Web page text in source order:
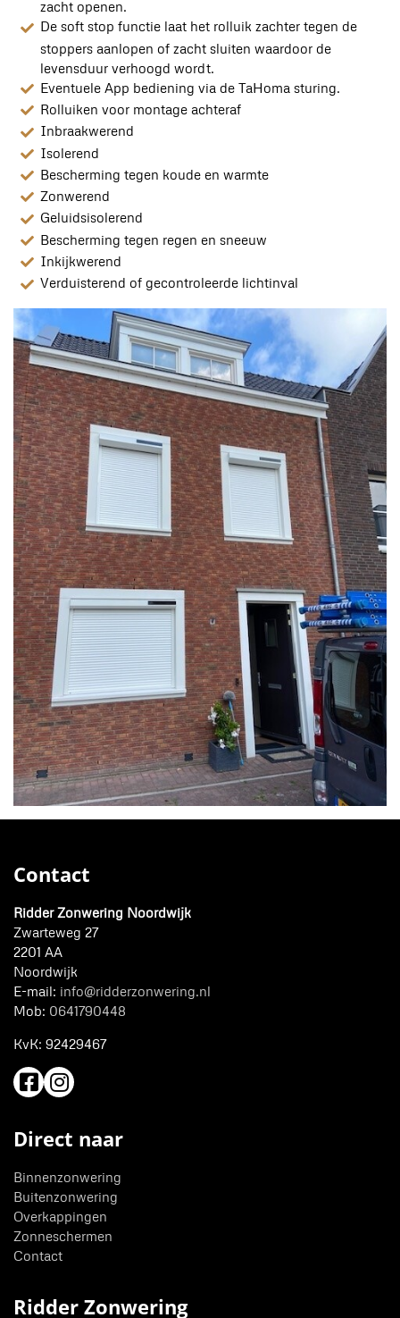
zacht openen.
De soft stop functie laat het rolluik zachter tegen de
stoppers aanlopen of zacht sluiten waardoor de
levensduur verhoogd wordt.
Eventuele App bediening via de TaHoma sturing.
Rolluiken voor montage achteraf
Inbraakwerend
Isolerend
Bescherming tegen koude en warmte
Zonwerend
Geluidsisolerend
Bescherming tegen regen en sneeuw
Inkijkwerend
Verduisterend of gecontroleerde lichtinval
Contact
Ridder Zonwering Noordwijk
Zwarteweg 27
2201 AA
Noordwijk
E-mail: info@ridderzonwering.nl
Mob: 0641790448
KvK: 92429467
Direct naar
Binnenzonwering
Buitenzonwering
Overkappingen
Zonneschermen
Contact
Ridder Zonwering